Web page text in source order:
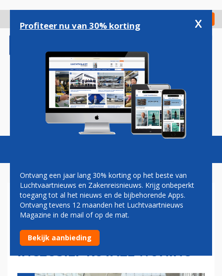
gaan
Check in
Magazine Podcasts Vacatures
EMIRATES WERFT
DUIZENDEN PILOTEN:
SALARIS BELASTINGVRIJ EN
INCLUSIEF ROYALE WONING
Profiteer nu van 30% korting x
Ontvang een jaar lang 30% korting op het beste van
Luchtvaartnieuws en Zakenreisnieuws. Krijg onbeperkt
toegang tot al het nieuws en de bijbehorende Apps.
Ontvang tevens 12 maanden het Luchtvaartnieuws
Magazine in de mail of op de mat.
Bekijk aanbieding